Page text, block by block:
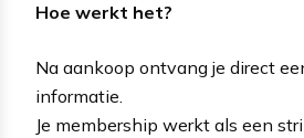
Hoe werkt het?
Na aankoop ontvang je direct
informatie.
Je membership werkt als een